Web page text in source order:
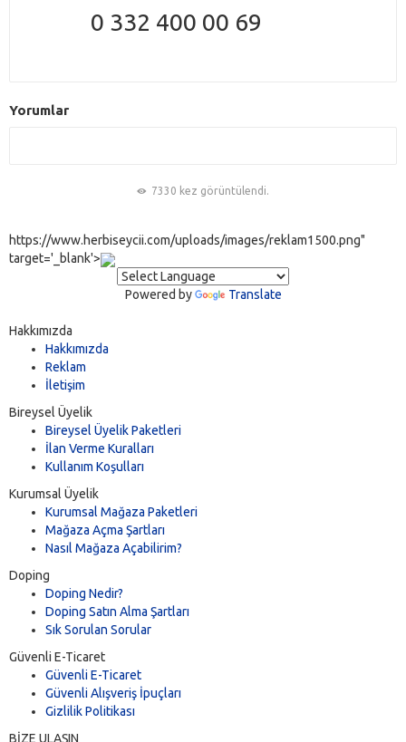
0 332 400 00 69
Yorumlar
7330 kez görüntülendi.
https://www.herbiseycii.com/uploads/images/reklam1500.png"
target='_blank'>
Powered by Translate
Hakkımızda
Hakkımızda
Reklam
İletişim
Bireysel Üyelik
Bireysel Üyelik Paketleri
İlan Verme Kuralları
Kullanım Koşulları
Kurumsal Üyelik
Kurumsal Mağaza Paketleri
Mağaza Açma Şartları
Nasıl Mağaza Açabilirim?
Doping
Doping Nedir?
Doping Satın Alma Şartları
Sık Sorulan Sorular
Güvenli E-Ticaret
Güvenli E-Ticaret
Güvenli Alışveriş İpuçları
Gizlilik Politikası
BİZE ULAŞIN